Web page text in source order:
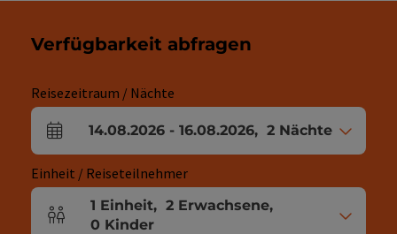
Verfügbarkeit abfragen
Reisezeitraum / Nächte
An- und Abreisefelder
14.08.2026 - 16.08.2026, 2 Nächte
Einheit / Reiseteilnehmer
Einheitenanzahl und Personenfelder
1 Einheit, 2 Erwachsene,
0 Kinder